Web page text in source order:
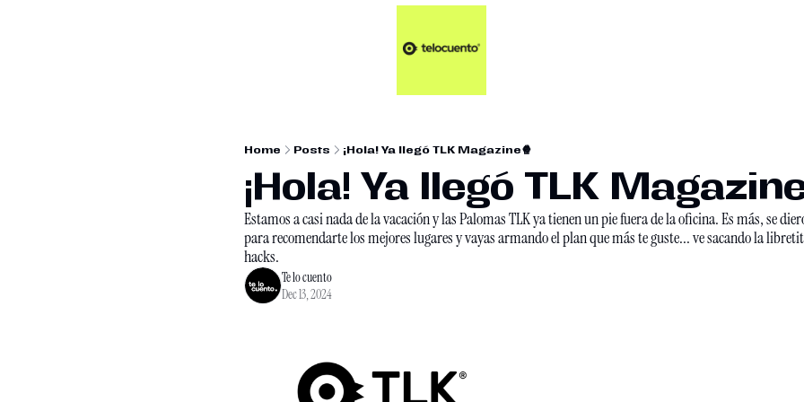
Home Posts ¡Hola! Ya llegó TLK Magazine🍿
¡Hola! Ya llegó TLK
Estamos a casi nada de la vacación y las Palomas TLK ya tienen un pie fuera de la oficina. Es más, se
para recomendarte los mejores lugares y vayas armando el plan que más te guste... ve sacando la
hacks.
Te lo cuento
Dec 13, 2024